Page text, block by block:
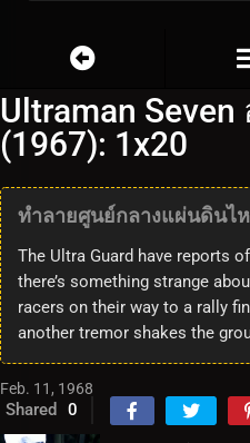
Ultraman Seven
(1967): 1x20
ทำลายศูนย์กลางแผ่นดินไห
The Ultra Guard have reports
there’s something strange
racers on their way to a rally
another tremor shakes the
Feb. 11, 1968
Shared 0